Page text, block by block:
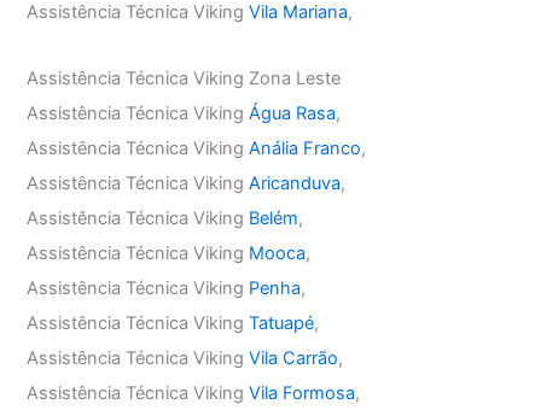
Assistência Técnica VikingVila Mariana,
Assistência Técnica Viking Zona Leste
Assistência Técnica VikingÁgua Rasa,
Assistência Técnica VikingAnália Franco,
Assistência Técnica VikingAricanduva,
Assistência Técnica Viking Belém,
Assistência Técnica Viking Mooca,
Assistência Técnica Viking Penha,
Assistência Técnica VikingTatuapé,
Assistência Técnica VikingVila Carrão,
Assistência Técnica VikingVila Formosa,